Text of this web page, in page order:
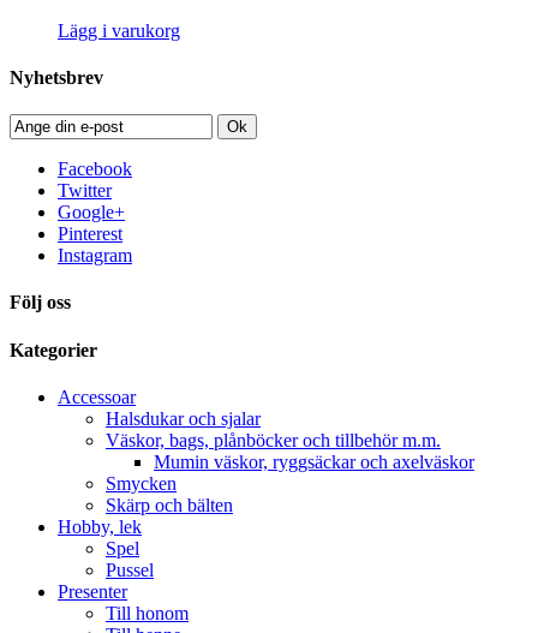
Lägg i varukorg
Nyhetsbrev
Ok
Facebook
Twitter
Google+
Pinterest
Instagram
Följ oss
Kategorier
Accessoar
Halsdukar och sjalar
Väskor, bags, plånböcker och tillbehör m.m.
Mumin väskor, ryggsäckar och axelväskor
Smycken
Skärp och bälten
Hobby, lek
Spel
Pussel
Presenter
Till honom